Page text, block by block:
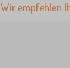
Wir empfehlen